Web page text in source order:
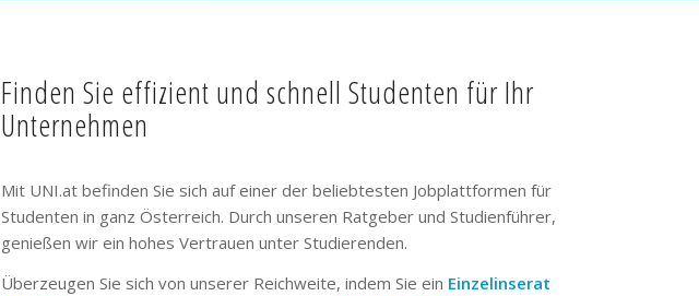
Finden Sie effizient und schnell Studenten für Ihr
Unternehmen
Mit UNI.at befinden Sie sich auf einer der beliebtesten Jobplattformen für
Studenten in ganz Österreich. Durch unseren Ratgeber und Studienführer,
genießen wir ein hohes Vertrauen unter Studierenden.
Überzeugen Sie sich von unserer Reichweite, indem Sie ein Einzelinserat